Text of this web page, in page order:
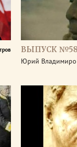
ВЫПУСК
Юрий